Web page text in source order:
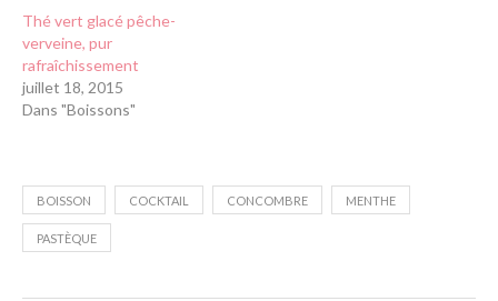
Thé vert glacé pêche-
verveine, pur
rafraîchissement
juillet 18, 2015
Dans "Boissons"
BOISSON COCKTAIL CONCOMBRE MENTHE
PASTÈQUE